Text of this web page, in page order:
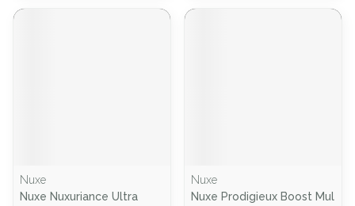
Nuxe
Nuxe Nuxuriance Ultra
Nuxe
Nuxe Prodigieux Boost Mul